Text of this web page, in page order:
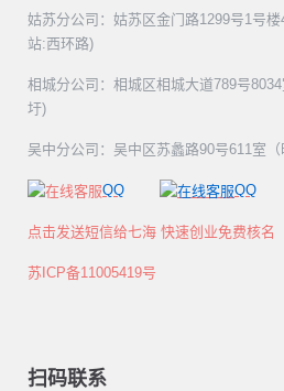
姑苏分公司：姑苏区金门路1299号1号
站:西环路)
相城分公司：相城区相城大道789号
圩)
吴中分公司：吴中区苏蠡路90号611室（
QQ QQ
点击发送短信给七海 快速创业免费核名
苏ICP备11005419号
扫码联系